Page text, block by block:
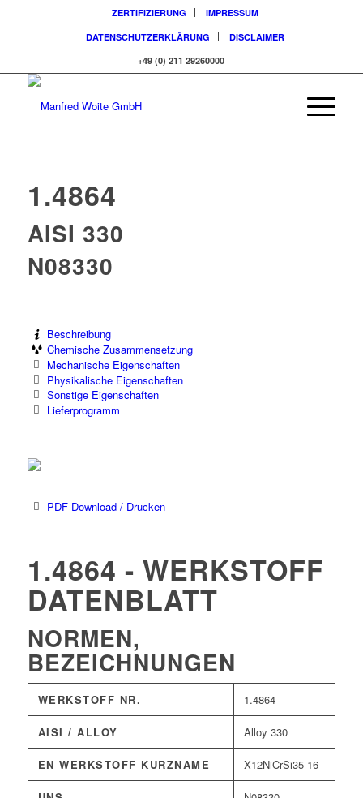
ZERTIFIZIERUNG
IMPRESSUM
DATENSCHUTZERKLÄRUNG
DISCLAIMER
+49 (0) 211 29260000
1.4864
AISI 330
N08330
Beschreibung
Chemische Zusammensetzung
Mechanische Eigenschaften
Physikalische Eigenschaften
Sonstige Eigenschaften
Lieferprogramm
PDF Download / Drucken
1.4864 - WERKSTOFF
DATENBLATT
NORMEN,
BEZEICHNUNGEN
WERKSTOFF NR. 1.4864
AISI / ALLOY Alloy 330
EN WERKSTOFF KURZNAME X12NiCrSi35-16